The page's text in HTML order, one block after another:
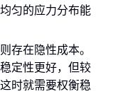
匀的应力分布能
存在隐性成本。
定性更好，但较
时就需要权衡稳